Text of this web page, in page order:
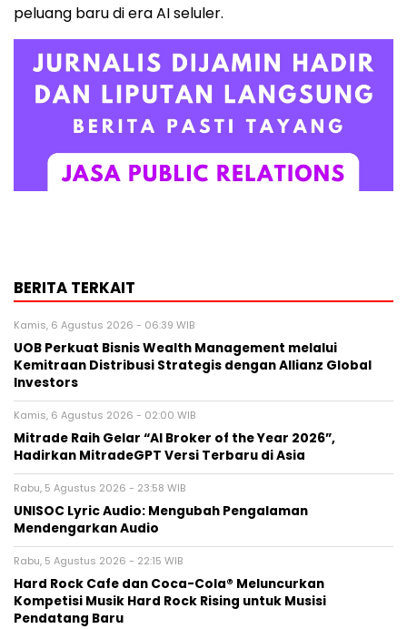
peluang baru di era AI seluler.
BERITA TERKAIT
Kamis, 6 Agustus 2026 - 06:39 WIB
UOB Perkuat Bisnis Wealth Management melalui
Kemitraan Distribusi Strategis dengan Allianz Global
Investors
Kamis, 6 Agustus 2026 - 02:00 WIB
Mitrade Raih Gelar “AI Broker of the Year 2026”,
Hadirkan MitradeGPT Versi Terbaru di Asia
Rabu, 5 Agustus 2026 - 23:58 WIB
UNISOC Lyric Audio: Mengubah Pengalaman
Mendengarkan Audio
Rabu, 5 Agustus 2026 - 22:15 WIB
Hard Rock Cafe dan Coca-Cola® Meluncurkan
Kompetisi Musik Hard Rock Rising untuk Musisi
Pendatang Baru